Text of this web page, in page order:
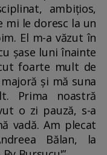
ambițios,
le doresc la un
El m-a văzut în
șase luni înainte
foarte mult de
și mă suna
Prima noastră
o zi pauză, s-a
vadă. Am plecat
Bălan, la